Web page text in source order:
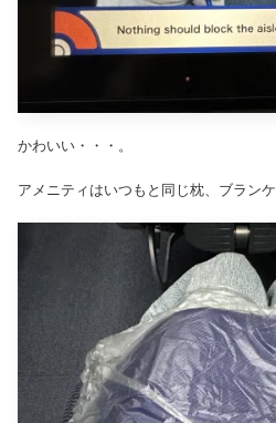
かわいい・・・。
アメニティはいつもと同じ枕、ブラン